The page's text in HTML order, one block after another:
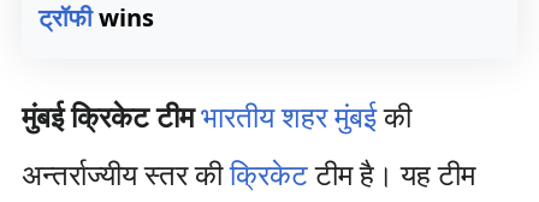
ट्रॉफीwins
मुंबई क्रिकेट टीमभारतीय शहरमुंबईकी
अन्तर्राज्यीय स्तर कीक्रिकेटटीम है। यह टीम